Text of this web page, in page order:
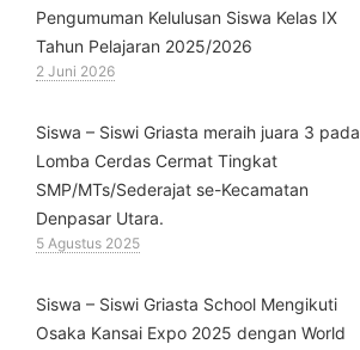
Pengumuman Kelulusan Siswa Kelas IX
Tahun Pelajaran 2025/2026
2 Juni 2026
Siswa – Siswi Griasta meraih juara 3 pada
Lomba Cerdas Cermat Tingkat
SMP/MTs/Sederajat se-Kecamatan
Denpasar Utara.
5 Agustus 2025
Siswa – Siswi Griasta School Mengikuti
Osaka Kansai Expo 2025 dengan World